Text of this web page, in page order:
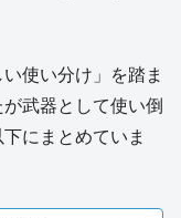
使い分け」を踏ま
武器として使い倒
にまとめていま